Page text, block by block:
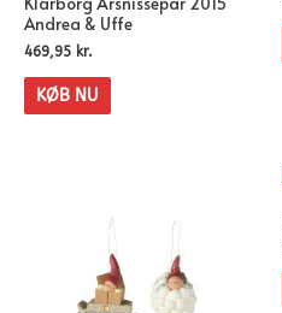
Andrea & Uffe
469,95 kr.
KØB NU